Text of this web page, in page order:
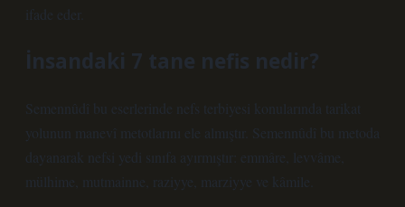
ifade eder.
İnsandaki 7 tane nefis nedir?
Semennûdî bu eserlerinde nefs terbiyesi konularında tarikat
yolunun manevî metotlarını ele almıştır. Semennûdî bu metoda
dayanarak nefsi yedi sınıfa ayırmıştır: emmâre, levvâme,
mülhime, mutmainne, raziyye, marziyye ve kâmile.